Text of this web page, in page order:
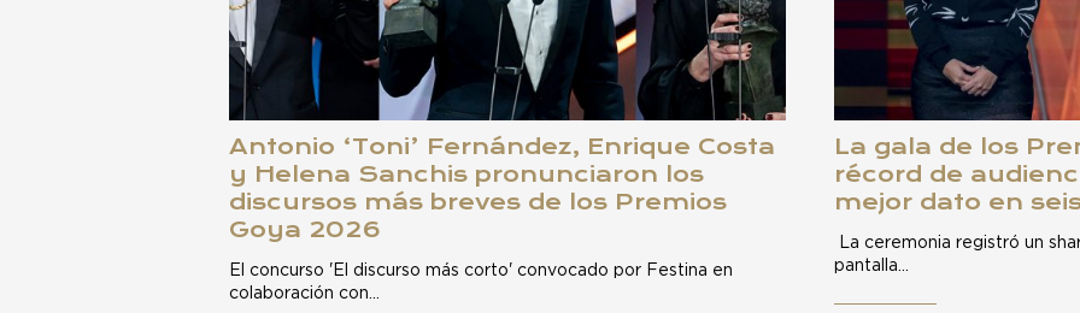
Antonio ‘Toni’ Fernández, Enrique Costa
y Helena Sanchis pronunciaron los
discursos más breves de los Premios
Goya 2026
El concurso 'El discurso más corto' convocado por Festina en
colaboración con…
La gala de los
récord de
mejor dato en
La ceremonia registró un
pantalla…